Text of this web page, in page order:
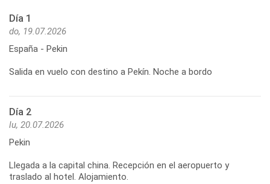
Día 1
do, 19.07.2026
España - Pekin
Salida en vuelo con destino a Pekín. Noche a bordo
Día 2
lu, 20.07.2026
Pekin
Llegada a la capital china. Recepción en el aeropuerto y